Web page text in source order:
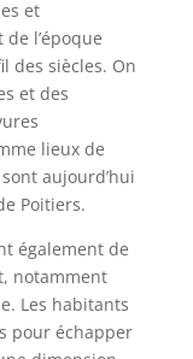
et
l’époque
des siècles. On
et des
lieux de
aujourd’hui
Poitiers.
également de
notamment
Les habitants
pour échapper